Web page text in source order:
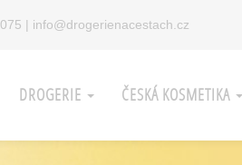
| info@drogerienacestach.cz
DROGERIE ČESKÁ KOSMETIKA